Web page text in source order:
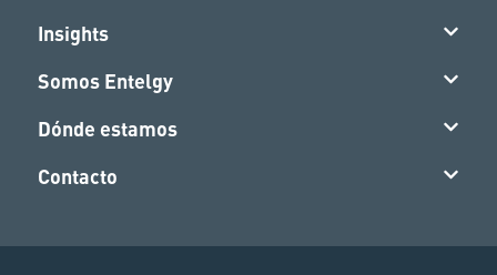
Insights
Somos Entelgy
Dónde estamos
Contacto